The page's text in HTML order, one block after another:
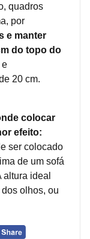
quadros
por
e manter
do topo do
e
20 cm.
colocar
efeito:
ser colocado
de um sofá
ideal
olhos, ou